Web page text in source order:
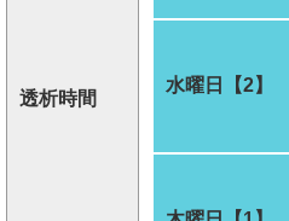
透析時間
水曜日【2】